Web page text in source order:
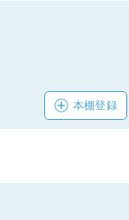
本棚登録